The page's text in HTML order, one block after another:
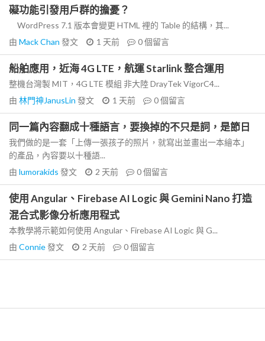
礙功能引發用戶群的擔憂？
WordPress 7.1 版本會變更 HTML 裡的 Table 的結構，其...
由 Mack Chan 發文 1 天前 0個留言
船舶應用，近海 4G LTE，航運 Starlink 整合運用
整機台灣製 MIT，4G LTE 模組 非大陸 DrayTek VigorC4...
由 林門神JanusLin 發文 1 天前 0個留言
同一篇內容翻成十種語言，要換掉的不只是詞，是節日
我們做的是一套「上傳一張孩子的照片，就寫出並畫出一本繪本」
的產品，內容要以十種語...
由 lumorakids 發文 2 天前 0個留言
使用 Angular、Firebase AI Logic 與 Gemini Nano 打造
混合式影像分析應用程式
本教學將示範如何使用 Angular、Firebase AI Logic 與 G...
由 Connie發文 2 天前 0個留言